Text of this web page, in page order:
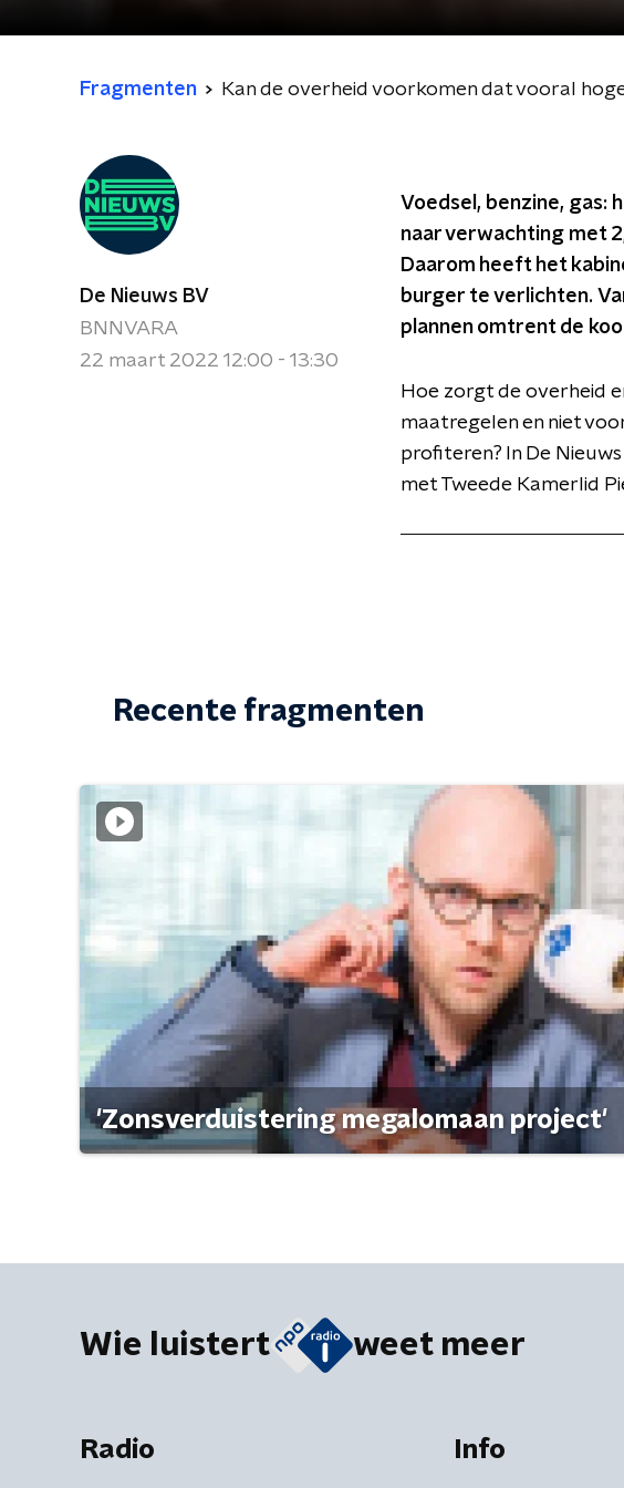
Fragmenten Kan de overheid voorkomen dat vooral
De Nieuws BV
BNNVARA
22 maart 2022 12:00 - 13:30
Voedsel, benzine, gas:
naar verwachting met
Daarom heeft het
burger te verlichten.
plannen omtrent de
Hoe zorgt de overheid
maatregelen en niet
profiteren? In De
met Tweede Kamerlid
Recente fragmenten
'Zonsverduistering megalomaan project'
Wie luistert weet meer
Radio Info